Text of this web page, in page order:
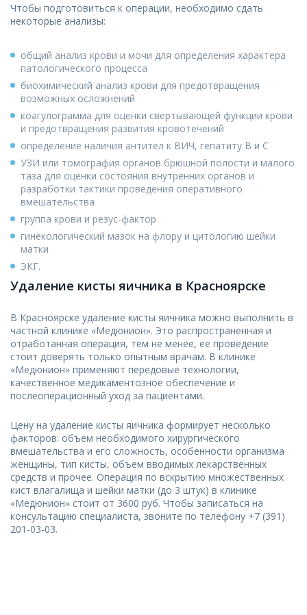
Чтобы подготовиться к операции, необходимо сдать
некоторые анализы:
общий анализ крови и мочи для определения характера
патологического процесса
биохимический анализ крови для предотвращения
возможных осложнений
коагулограмма для оценки свертывающей функции крови
и предотвращения развития кровотечений
определение наличия антител к ВИЧ, гепатиту В и С
УЗИ или томография органов брюшной полости и малого
таза для оценки состояния внутренних органов и
разработки тактики проведения оперативного
вмешательства
группа крови и резус-фактор
гинекологический мазок на флору и цитологию шейки
матки
ЭКГ.
Удаление кисты яичника в Красноярске
В Красноярске удаление кисты яичника можно выполнить в
частной клинике «Медюнион». Это распространенная и
отработанная операция, тем не менее, ее проведение
стоит доверять только опытным врачам. В клинике
«Медюнион» применяют передовые технологии,
качественное медикаментозное обеспечение и
послеоперационный уход за пациентами.
Цену на удаление кисты яичника формирует несколько
факторов: объем необходимого хирургического
вмешательства и его сложность, особенности организма
женщины, тип кисты, объем вводимых лекарственных
средств и прочее. Операция по вскрытию множественных
кист влагалища и шейки матки (до 3 штук) в клинике
«Медюнион» стоит от 3600 руб. Чтобы записаться на
консультацию специалиста, звоните по телефону +7 (391)
201-03-03.